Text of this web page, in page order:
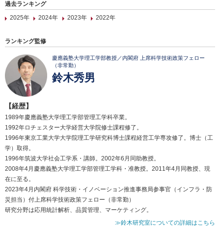
過去ランキング
2025年
2024年 2023年 2022年
ランキング監修
慶應義塾大学理工学部教授／内閣府 上席科学技術政策フェロー
（非常勤）
鈴木秀男
【経歴】
1989年慶應義塾大学理工学部管理工学科卒業。
1992年ロチェスター大学経営大学院修士課程修了。
1996年東京工業大学大学院理工学研究科博士課程経営工学専攻修了。博士（工
学）取得。
1996年筑波大学社会工学系・講師。2002年6月同助教授。
2008年4月慶應義塾大学理工学部管理工学科・准教授。2011年4月同教授、現
在に至る。
2023年4月内閣府 科学技術・イノベーション推進事務局参事官（インフラ・防
災担当）付上席科学技術政策フェロー（非常勤）
研究分野は応用統計解析、品質管理、マーケティング。
≫鈴木研究室についての詳細はこちら